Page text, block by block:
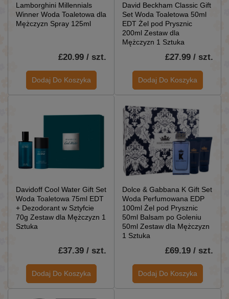
Lamborghini Millennials
Winner Woda Toaletowa dla
Mężczyzn Spray 125ml
£20.99 / szt.
Dodaj Do Koszyka
David Beckham Classic Gift
Set Woda Toaletowa 50ml
EDT Żel pod Prysznic
200ml Zestaw dla
Mężczyzn 1 Sztuka
£27.99 / szt.
Dodaj Do Koszyka
Davidoff Cool Water Gift Set
Woda Toaletowa 75ml EDT
+ Dezodorant w Sztyfcie
70g Zestaw dla Mężczyzn 1
Sztuka
£37.39 / szt.
Dodaj Do Koszyka
Dolce & Gabbana K Gift Set
Woda Perfumowana EDP
100ml Żel pod Prysznic
50ml Balsam po Goleniu
50ml Zestaw dla Mężczyzn
1 Sztuka
£69.19 / szt.
Dodaj Do Koszyka